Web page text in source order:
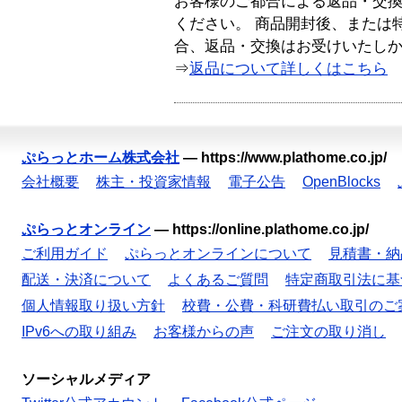
ください。 商品開封後、または
合、返品・交換はお受けいたし
⇒返品について詳しくはこちら
ぷらっとホーム株式会社 — https://www.plathome.co.jp/
会社概要
株主・投資家情報 電子公告 OpenBlocks
ぷらっとオンライン — https://online.plathome.co.jp/
ご利用ガイド
ぷらっとオンラインについて
見積書・
配送・決済について
よくあるご質問
特定商取引法に
個人情報取り扱い方針
校費・公費・科研費払い取引のご
IPv6への取り組み
お客様からの声 ご注文の取り消し
ソーシャルメディア